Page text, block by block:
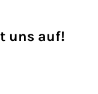
uns auf!